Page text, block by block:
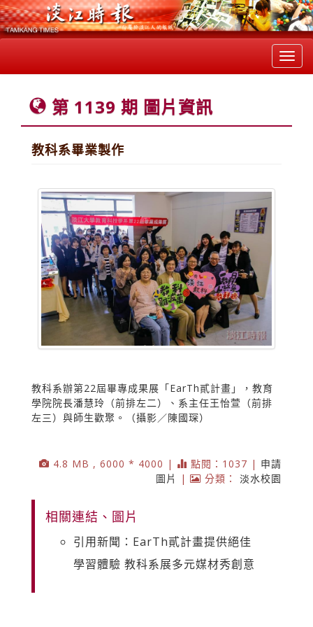
第 1139 期 圖片資訊
教科系畢業製作
教科系辦第22屆畢專成果展「EarTh貳計畫」，教育
學院院長潘慧玲（前排左二）、系主任王怡萱（前排
左三）與師生歡聚。（攝影／陳國琛）
4.8 MB , 6000 * 4000 | 點閱：1037 | 申請
圖片
| 分類： 淡水校園
相關連結、圖片
引用新聞：EarTh貳計畫提供絕佳
學習體驗 教科系展多元媒材秀創意